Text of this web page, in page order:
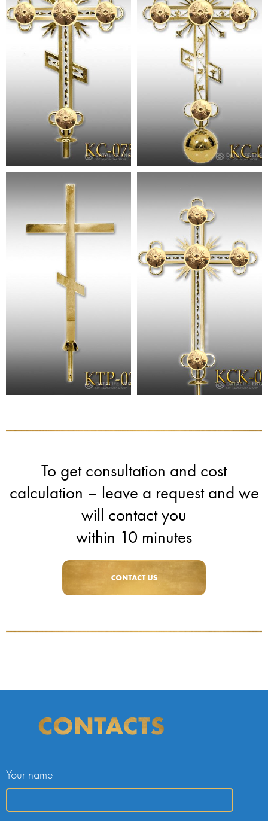
To get consultation and cost
calculation – leave a request and we
will contact you
within 10 minutes
Your name